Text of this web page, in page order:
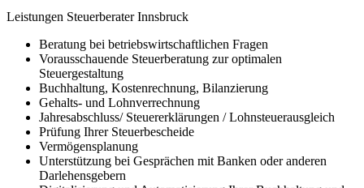
Leistungen Steuerberater Innsbruck
Beratung bei betriebswirtschaftlichen Fragen
Vorausschauende Steuerberatung zur optimalen
Steuergestaltung
Buchhaltung, Kostenrechnung, Bilanzierung
Gehalts- und Lohnverrechnung
Jahresabschluss/ Steuererklärungen / Lohnsteuerausgleich
Prüfung Ihrer Steuerbescheide
Vermögensplanung
Unterstützung bei Gesprächen mit Banken oder anderen
Darlehensgebern